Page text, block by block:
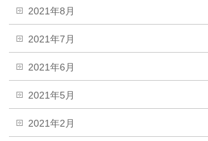
2021年8月
2021年7月
2021年6月
2021年5月
2021年2月